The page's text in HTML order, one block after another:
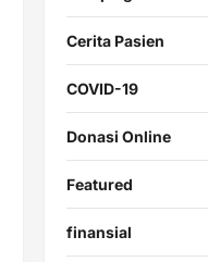
Cerita Pasien
COVID-19
Donasi Online
Featured
finansial